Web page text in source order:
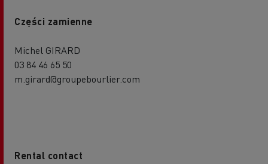
Części zamienne
Michel GIRARD
03 84 46 65 50
m.girard@groupebourlier.com
Rental contact